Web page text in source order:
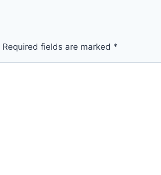
Required fields are marked *